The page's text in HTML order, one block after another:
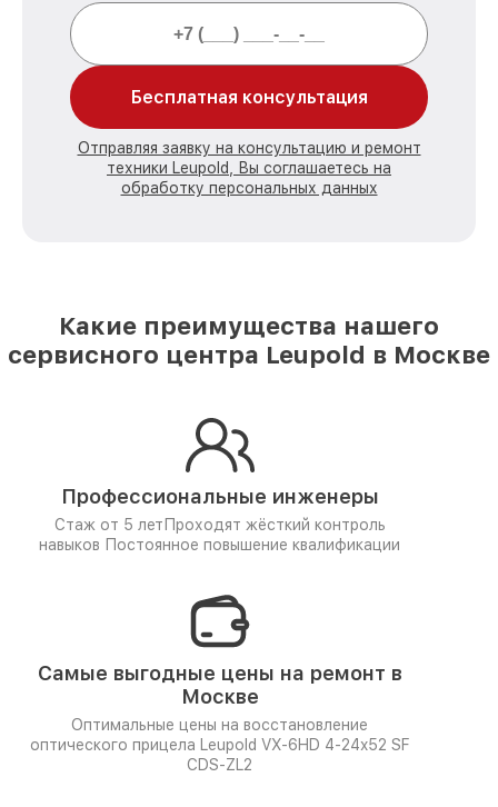
Бесплатная консультация
Отправляя заявку на консультацию и ремонт
техники Leupold, Вы соглашаетесь на
обработку персональных данных
Какие преимущества нашего
сервисного центра Leupold в Москве
Профессиональные инженеры
Стаж от 5 лет Проходят жёсткий контроль
навыков Постоянное повышение квалификации
Самые выгодные цены на ремонт в
Москве
Оптимальные цены на восстановление
оптического прицела Leupold VX-6HD 4-24x52 SF
CDS-ZL2